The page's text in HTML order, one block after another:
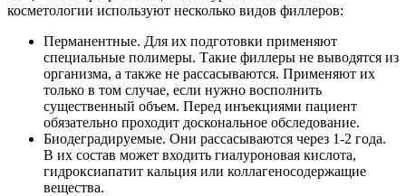
косметологии используют несколько видов филлеров:
Перманентные. Для их подготовки применяют
специальные полимеры. Такие филлеры не выводятся из
организма, а также не рассасываются. Применяют их
только в том случае, если нужно восполнить
существенный объем. Перед инъекциями пациент
обязательно проходит доскональное обследование.
Биодеградируемые. Они рассасываются через 1-2 года.
В их состав может входить гиалуроновая кислота,
гидроксиапатит кальция или коллагеносодержащие
вещества.